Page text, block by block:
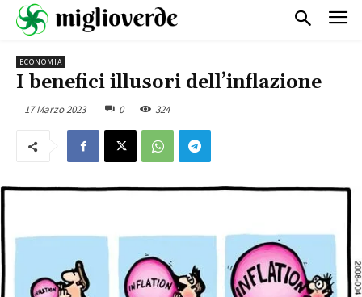
ECONOMIA
I benefici illusori dell’inflazione
17 Marzo 2023 0 324